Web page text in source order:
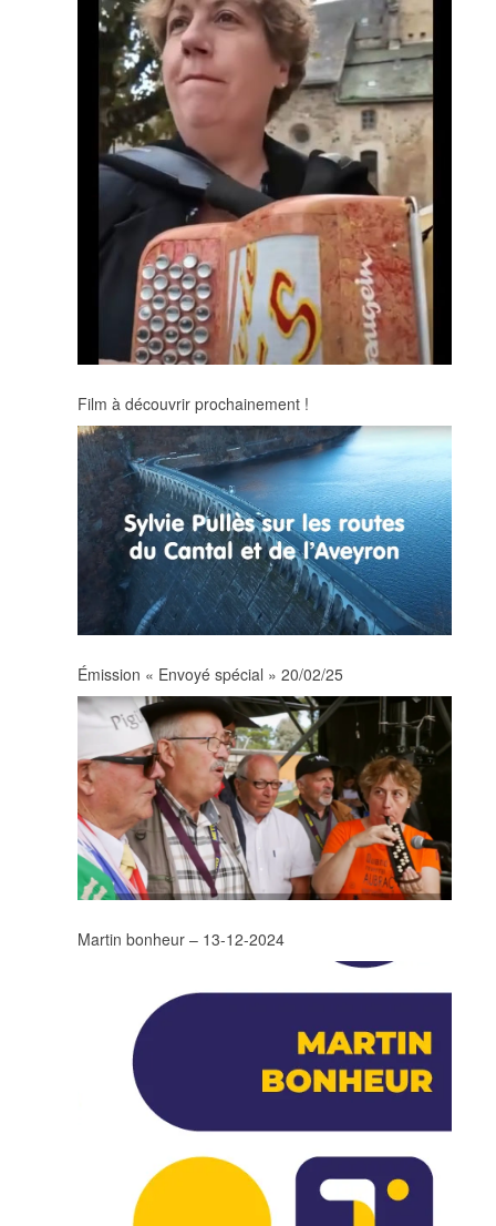
Film à découvrir prochainement !
Émission « Envoyé spécial » 20/02/25
Martin bonheur – 13-12-2024